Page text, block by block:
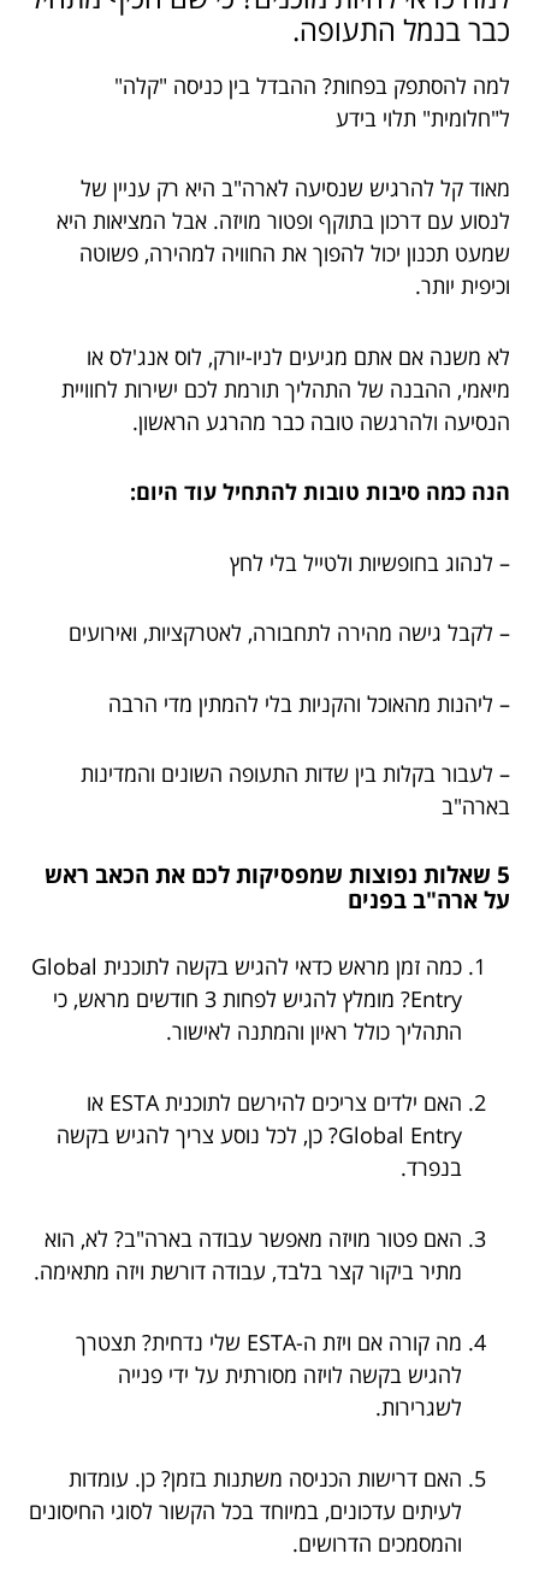
כבר בנמל התעופה.
למה להסתפק בפחות? ההבדל בין כניסה "קלה"
ל"חלומית" תלוי בידע
מאוד קל להרגיש שנסיעה לארה"ב היא רק עניין של
לנסוע עם דרכון בתוקף ופטור מויזה. אבל המציאות היא
שמעט תכנון יכול להפוך את החוויה למהירה, פשוטה
וכיפית יותר.
לא משנה אם אתם מגיעים לניו-יורק, לוס אנג'לס או
מיאמי, ההבנה של התהליך תורמת לכם ישירות לחוויית
הנסיעה ולהרגשה טובה כבר מהרגע הראשון.
הנה כמה סיבות טובות להתחיל עוד היום:
– לנהוג בחופשיות ולטייל בלי לחץ
– לקבל גישה מהירה לתחבורה, לאטרקציות, ואירועים
– ליהנות מהאוכל והקניות בלי להמתין מדי הרבה
– לעבור בקלות בין שדות התעופה השונים והמדינות
בארה"ב
5 שאלות נפוצות שמפסיקות לכם את הכאב ראש
על ארה"ב בפנים
כמה זמן מראש כדאי להגיש בקשה לתוכנית Global
Entry? מומלץ להגיש לפחות 3 חודשים מראש, כי
התהליך כולל ראיון והמתנה לאישור.
האם ילדים צריכים להירשם לתוכנית ESTA או
Global Entry? כן, לכל נוסע צריך להגיש בקשה
בנפרד.
האם פטור מויזה מאפשר עבודה בארה"ב? לא, הוא
מתיר ביקור קצר בלבד, עבודה דורשת ויזה מתאימה.
מה קורה אם ויזת ה-ESTA שלי נדחית? תצטרך
להגיש בקשה לויזה מסורתית על ידי פנייה
לשגרירות.
האם דרישות הכניסה משתנות בזמן? כן. עומדות
לעיתים עדכונים, במיוחד בכל הקשור לסוגי החיסונים
והמסמכים הדרושים.